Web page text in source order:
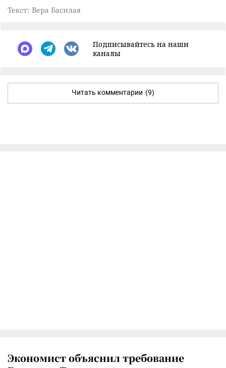
Текст: Вера Басилая
Подписывайтесь на наши
каналы
Читать комментарии (9)
Экономист объяснил требование